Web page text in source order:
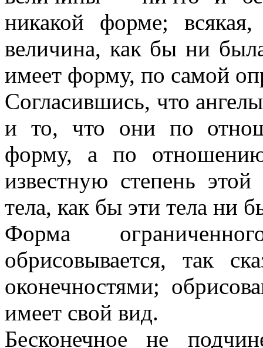
никакой форме; всякая,
величина, как бы ни
имеет форму, по самой
Согласившись, что
и то, что они по
форму, а по
известную степень
тела, как бы эти тела ни
Форма
обрисовывается, так
оконечностями;
имеет свой вид.
Бесконечное не